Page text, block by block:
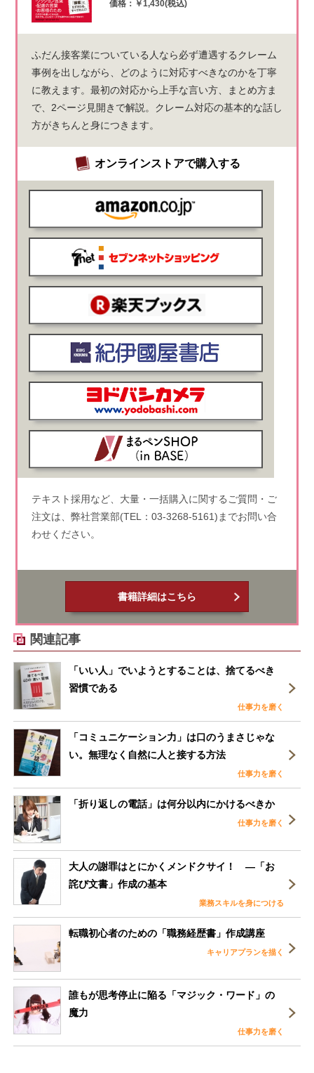
価格：￥1,430(税込)
ふだん接客業についている人なら必ず遭遇するクレーム
事例を出しながら、どのように対応すべきなのかを丁寧
に教えます。最初の対応から上手な言い方、まとめ方ま
で、2ページ見開きで解説。クレーム対応の基本的な話し
方がきちんと身につきます。
オンラインストアで購入する
テキスト採用など、大量・一括購入に関するご質問・ご
注文は、弊社営業部(TEL：03-3268-5161)までお問い合
わせください。
書籍詳細はこちら
関連記事
「いい人」でいようとすることは、捨てるべき
習慣である
仕事力を磨く
「コミュニケーション力」は口のうまさじゃな
い。無理なく自然に人と接する方法
仕事力を磨く
「折り返しの電話」は何分以内にかけるべきか
仕事力を磨く
大人の謝罪はとにかくメンドクサイ！ ―「お
詫び文書」作成の基本
業務スキルを身につける
転職初心者のための「職務経歴書」作成講座
キャリアプランを描く
誰もが思考停止に陥る「マジック・ワード」の
魔力
仕事力を磨く